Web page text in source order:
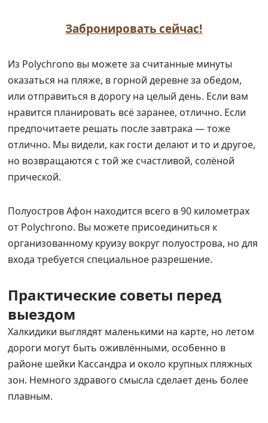
Забронировать сейчас!
Из Polychrono вы можете за считанные минуты
оказаться на пляже, в горной деревне за обедом,
или отправиться в дорогу на целый день. Если вам
нравится планировать всё заранее, отлично. Если
предпочитаете решать после завтрака — тоже
отлично. Мы видели, как гости делают и то и другое,
но возвращаются с той же счастливой, солёной
прической.
Полуостров Афон находится всего в 90 километрах
от Polychrono. Вы можете присоединиться к
организованному круизу вокруг полуострова, но для
входа требуется специальное разрешение.
Практические советы перед
выездом
Халкидики выглядят маленькими на карте, но летом
дороги могут быть оживлёнными, особенно в
районе шейки Кассандра и около крупных пляжных
зон. Немного здравого смысла сделает день более
плавным.